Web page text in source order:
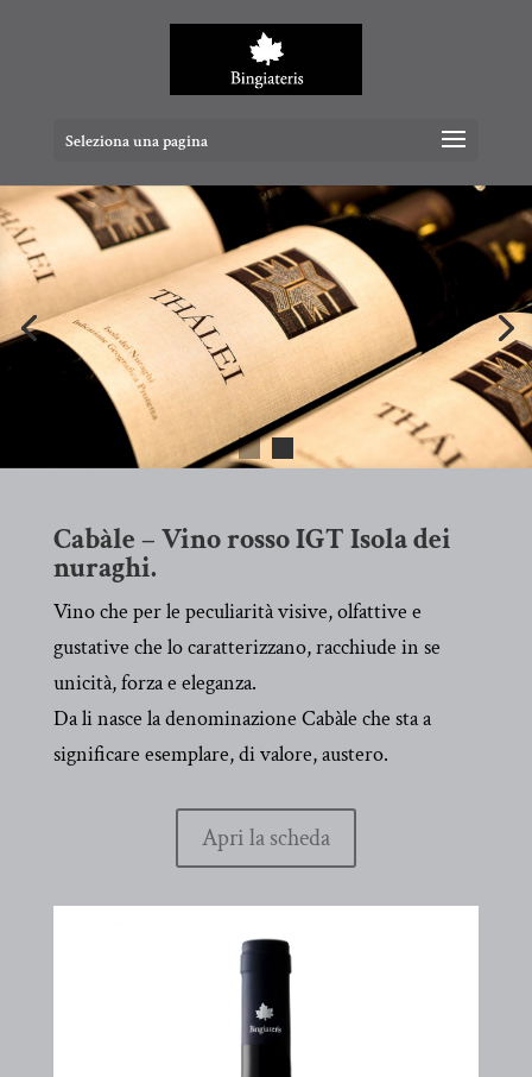
Seleziona una pagina
Cabàle – Vino rosso IGT Isola dei
nuraghi.
Vino che per le peculiarità visive, olfattive e
gustative che lo caratterizzano, racchiude in se
unicità, forza e eleganza.
Da li nasce la denominazione Cabàle che sta a
significare esemplare, di valore, austero.
Apri la scheda